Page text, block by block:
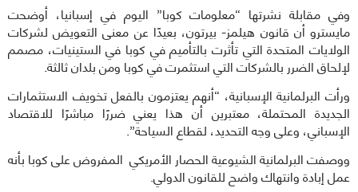
وفي مقابلة نشرتها “معلومات كوبا” اليوم في إسبانيا، أوضحت
مايسترو أن قانون هيلمز- بيرتون، بعيدًا عن معنى التعويض لشركات
الولايات المتحدة التي تأثرت بالتأميم في كوبا في الستينيات، مصمم
لإلحاق الضرر بالشركات التي استثمرت في كوبا ومن بلدان ثالثة.
ورأت البرلمانية الإسبانية، “أنهم يعتزمون بالفعل تخويف الاستثمارات
الجديدة المحتملة، معتبرين أن هذا يعني ضررًا مباشرًا للاقتصاد
الإسباني، وعلى وجه التحديد، لقطاع السياحة”.
ووصفت البرلمانية الشيوعية الحصار الأمريكي المفروض على كوبا بأنه
عمل إبادة وانتهاك واضح للقانون الدولي.